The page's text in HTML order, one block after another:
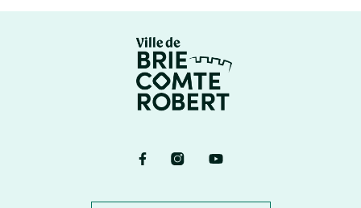
Lien vers le compte Facebook
Lien vers le compte Instagram
Lien vers la chaîne